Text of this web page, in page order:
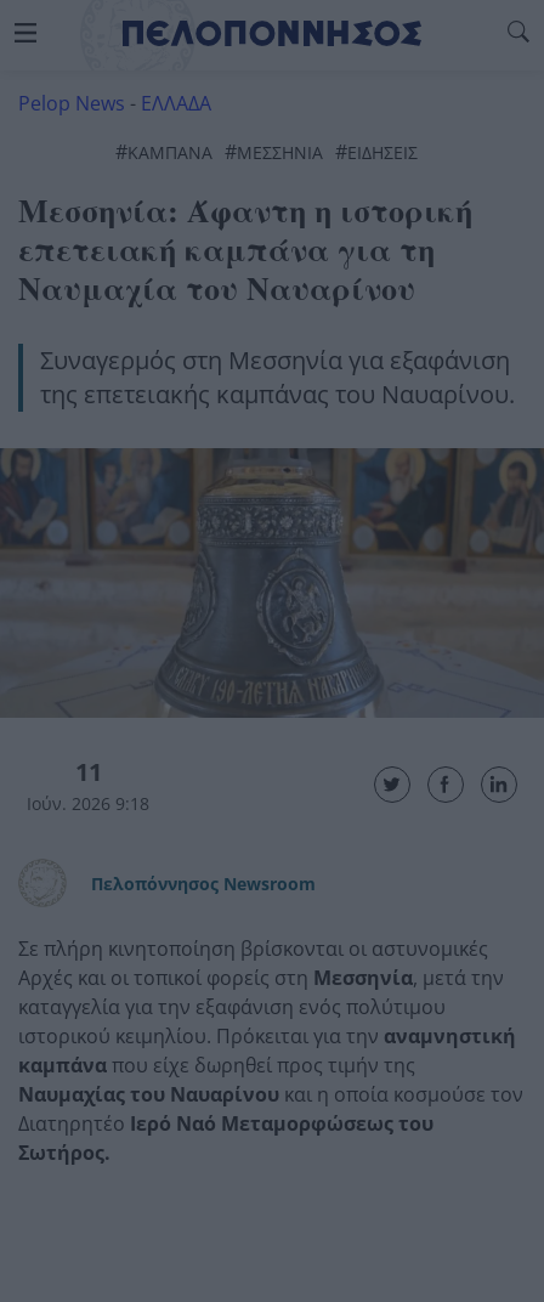
Pelop News - ΕΛΛΑΔΑ
#ΚΑΜΠΑΝΑ #ΜΕΣΣΗΝΙΑ #ΕΙΔΗΣΕΙΣ
Μεσσηνία: Άφαντη η ιστορική
επετειακή καμπάνα για τη
Ναυμαχία του Ναυαρίνου
Συναγερμός στη Μεσσηνία για εξαφάνιση
της επετειακής καμπάνας του Ναυαρίνου.
11
Ιούν. 2026 9:18
Πελοπόννησος Newsroom
Σε πλήρη κινητοποίηση βρίσκονται οι αστυνομικές
Αρχές και οι τοπικοί φορείς στη Μεσσηνία, μετά την
καταγγελία για την εξαφάνιση ενός πολύτιμου
ιστορικού κειμηλίου. Πρόκειται για την αναμνηστική
καμπάναπου είχε δωρηθεί προς τιμήν της
Ναυμαχίας του Ναυαρίνου και η οποία κοσμούσε τον
Διατηρητέο Ιερό Ναό Μεταμορφώσεως του
Σωτήρος.